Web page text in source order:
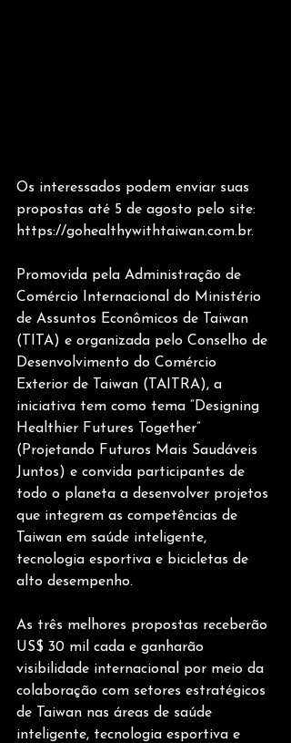
Os interessados podem enviar suas
propostas até 5 de agosto pelo site:
https://gohealthywithtaiwan.com.br.
Promovida pela Administração de
Comércio Internacional do Ministério
de Assuntos Econômicos de Taiwan
(TITA) e organizada pelo Conselho de
Desenvolvimento do Comércio
Exterior de Taiwan (TAITRA), a
iniciativa tem como tema “Designing
Healthier Futures Together”
(Projetando Futuros Mais Saudáveis
Juntos) e convida participantes de
todo o planeta a desenvolver projetos
que integrem as competências de
Taiwan em saúde inteligente,
tecnologia esportiva e bicicletas de
alto desempenho.
As três melhores propostas receberão
US$ 30 mil cada e ganharão
visibilidade internacional por meio da
colaboração com setores estratégicos
de Taiwan nas áreas de saúde
inteligente, tecnologia esportiva e